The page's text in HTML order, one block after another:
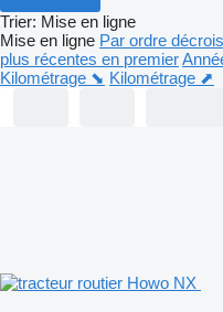
Trier: Mise en ligne
Mise en ligne Par ordre
plus récentes en premier
Kilométrage ⬊ Kilométrage ⬈